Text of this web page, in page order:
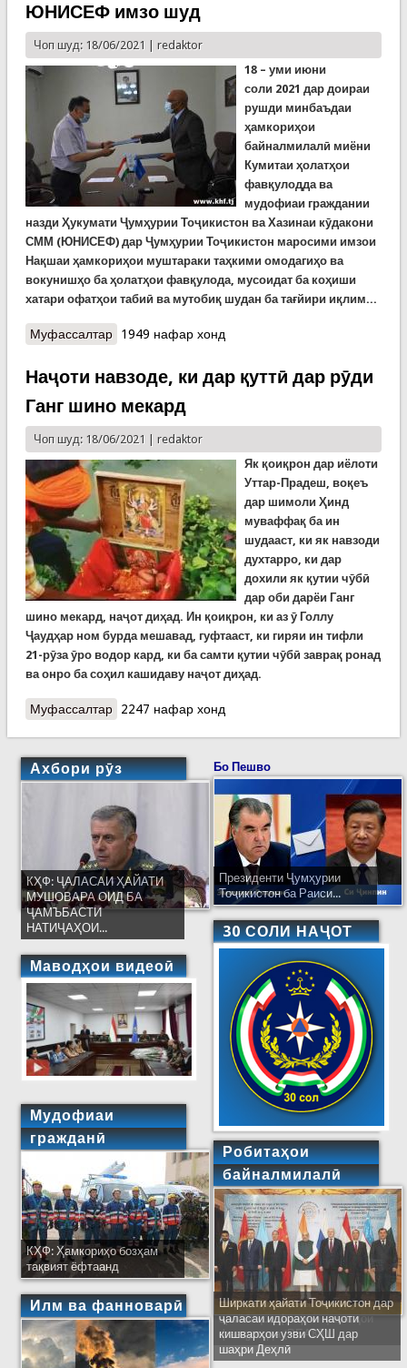
ЮНИСЕФ имзо шуд
Чоп шуд: 18/06/2021 | redaktor
18 – уми июни
соли 2021 дар доираи
рушди минбаъдаи
ҳамкориҳои
байналмилалӣ миёни
Кумитаи ҳолатҳои
фавқулодда ва
мудофиаи граждании
назди Ҳукумати Ҷумҳурии Тоҷикистон ва Хазинаи кӯдакони
СММ (ЮНИСЕФ) дар Ҷумҳурии Тоҷикистон маросими имзои
Нақшаи ҳамкориҳои муштараки таҳкими омодагиҳо ва
вокунишҳо ба ҳолатҳои фавқулода, мусоидат ба коҳиши
хатари офатҳои табиӣ ва мутобиқ шудан ба тағйири иқлим...
Муфассалтаро Нақшаи ҳамкориҳо миёни КҲФ ва ЮНИСЕФ
1949 нафар хонд
Наҷоти навзоде, ки дар қуттӣ дар рӯди
Ганг шино мекард
Чоп шуд: 18/06/2021 | redaktor
Як қоиқрон дар иёлоти
Уттар-Прадеш, воқеъ
дар шимоли Ҳинд
муваффақ ба ин
шудааст, ки як навзоди
духтарро, ки дар
дохили як қутии чӯбӣ
дар оби дарёи Ганг
шино мекард, наҷот диҳад. Ин қоиқрон, ки аз ӯ Голлу
Ҷаудҳар ном бурда мешавад, гуфтааст, ки гиряи ин тифли
21-рӯза ӯро водор кард, ки ба самти қутии чӯбӣ заврақ ронад
ва онро ба соҳил кашидаву наҷот диҳад.
Муфассалтаро Наҷоти навзоде, ки дар қуттӣ дар рӯди Ганг
2247 нафар хонд
Ахбори рӯз
КҲФ: ҶАЛАСАИ ҲАЙАТИ
МУШОВАРА ОИД БА
ҶАМЪБАСТИ
НАТИҶАҲОИ...
Маводҳои видеоӣ
Мудофиаи
гражданӣ
КҲФ: Ҳамкориҳо бозҳам
тақвият ёфтаанд
Илм ва фанноварӣ
Бо Пешво
Президенти Ҷумҳурии
Тоҷикистон ба Раиси...
30 СОЛИ НАҶОТ
Робитаҳои
байналмилалӣ
Ширкати ҳайати Тоҷикистон дар
ҷаласаи идораҳои наҷоти
кишварҳои узви СҲШ дар
шаҳри Деҳлӣ